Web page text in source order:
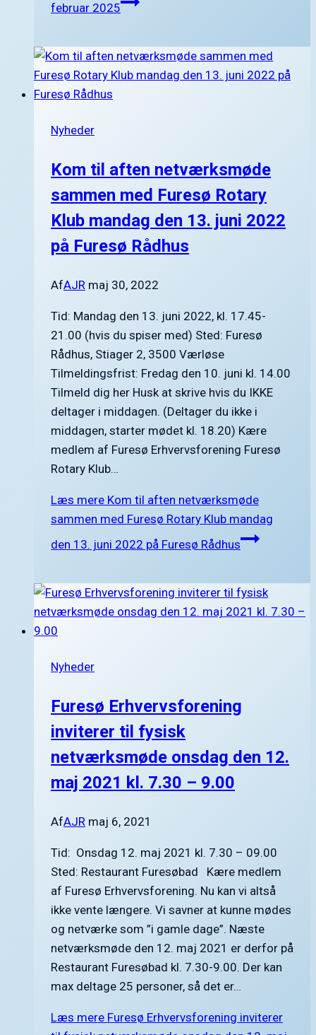
februar 2025
Nyheder
Kom til aften netværksmøde
sammen med Furesø Rotary
Klub mandag den 13. juni 2022
på Furesø Rådhus
AfAJR maj 30, 2022
Tid: Mandag den 13. juni 2022, kl. 17.45-
21.00 (hvis du spiser med) Sted: Furesø
Rådhus, Stiager 2, 3500 Værløse
Tilmeldingsfrist: Fredag den 10. juni kl. 14.00
Tilmeld dig her Husk at skrive hvis du IKKE
deltager i middagen. (Deltager du ikke i
middagen, starter mødet kl. 18.20) Kære
medlem af Furesø Erhvervsforening Furesø
Rotary Klub…
Læs mere Kom til aften netværksmøde
sammen med Furesø Rotary Klub mandag
den 13. juni 2022 på Furesø Rådhus
Nyheder
Furesø Erhvervsforening
inviterer til fysisk
netværksmøde onsdag den 12.
maj 2021 kl. 7.30 – 9.00
AfAJR maj 6, 2021
Tid: Onsdag 12. maj 2021 kl. 7.30 – 09.00
Sted: Restaurant Furesøbad Kære medlem
af Furesø Erhvervsforening. Nu kan vi altså
ikke vente længere. Vi savner at kunne mødes
og netværke som ”i gamle dage”. Næste
netværksmøde den 12. maj 2021 er derfor på
Restaurant Furesøbad kl. 7.30-9.00. Der kan
max deltage 25 personer, så det er…
Læs mere Furesø Erhvervsforening inviterer